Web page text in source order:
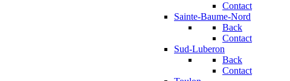
Contact
Sainte-Baume-Nord
Back
Contact
Sud-Luberon
Back
Contact